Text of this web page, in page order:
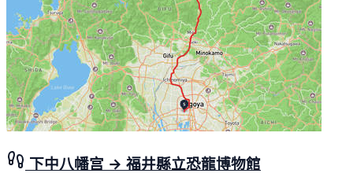
下中八幡宫 → 福井縣立恐龍博物館